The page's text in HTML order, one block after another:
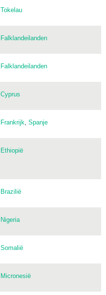
Tokelau
Falklandeilanden
Falklandeilanden
Cyprus
Frankrijk, Spanje
Ethiopië
Brazilië
Nigeria
Somalië
Micronesië